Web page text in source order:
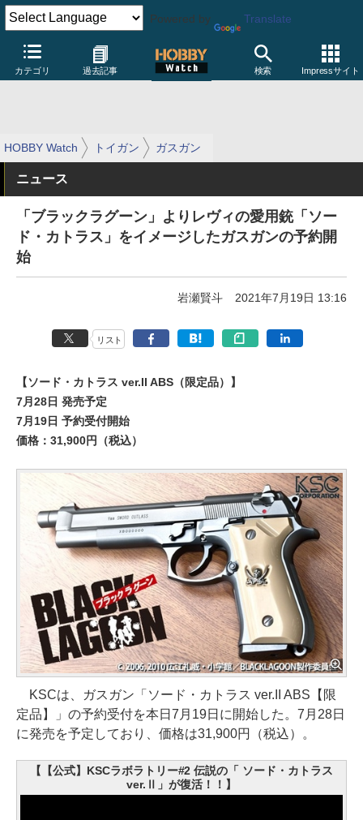
Powered by Translate
カテゴリ 過去記事 検索 Impressサイト
HOBBY Watch トイガン ガスガン
ニュース
「ブラックラグーン」よりレヴィの愛用銃「ソー
ド・カトラス」をイメージしたガスガンの予約開
始
岩瀬賢斗 2021年7月19日 13:16
リスト
【ソード・カトラス ver.II ABS（限定品）】
7月28日 発売予定
7月19日 予約受付開始
価格：31,900円（税込）
KSCは、ガスガン「ソード・カトラス ver.II ABS【限
定品】」の予約受付を本日7月19日に開始した。7月28日
に発売を予定しており、価格は31,900円（税込）。
【【公式】KSCラボラトリー#2 伝説の「 ソード・カトラス
ver.Ⅱ」が復活！！】